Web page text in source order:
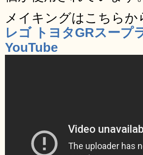
メイキングはこちらか
レゴ トヨタGRスープ
YouTube